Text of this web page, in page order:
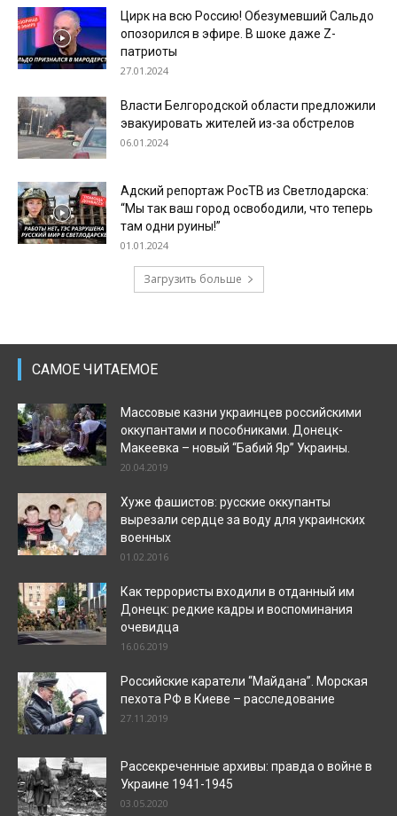
Цирк на всю Россию! Обезумевший Сальдо
опозорился в эфире. В шоке даже Z-
патриоты
27.01.2024
Власти Белгородской области предложили
эвакуировать жителей из-за обстрелов
06.01.2024
Адский репортаж РосТВ из Светлодарска:
“Мы так ваш город освободили, что теперь
там одни руины!”
01.01.2024
Загрузить больше
САМОЕ ЧИТАЕМОЕ
Массовые казни украинцев российскими
оккупантами и пособниками. Донецк-
Макеевка – новый “Бабий Яр” Украины.
20.04.2019
Хуже фашистов: русские оккупанты
вырезали сердце за воду для украинских
военных
01.02.2016
Как террористы входили в отданный им
Донецк: редкие кадры и воспоминания
очевидца
16.06.2019
Российские каратели “Майдана”. Морская
пехота РФ в Киеве – расследование
27.11.2019
Рассекреченные архивы: правда о войне в
Украине 1941-1945
03.05.2020